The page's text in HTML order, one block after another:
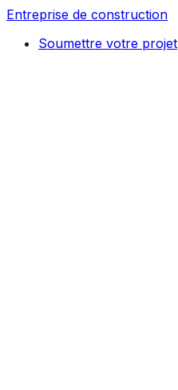
Entreprise de construction
Soumettre votre projet